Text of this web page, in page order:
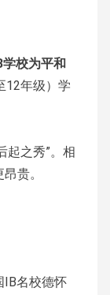
校为平和
12年级）学
起之秀”。相
贵。
IB名校德怀